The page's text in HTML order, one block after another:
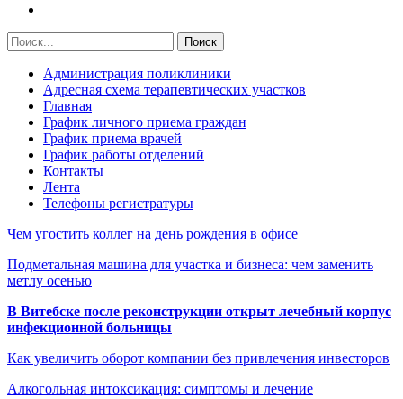
Администрация поликлиники
Адресная схема терапевтических участков
Главная
График личного приема граждан
График приема врачей
График работы отделений
Контакты
Лента
Телефоны регистратуры
Чем угостить коллег на день рождения в офисе
Подметальная машина для участка и бизнеса: чем заменить
метлу осенью
В Витебске после реконструкции открыт лечебный корпус
инфекционной больницы
Как увеличить оборот компании без привлечения инвесторов
Алкогольная интоксикация: симптомы и лечение